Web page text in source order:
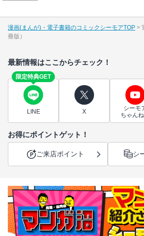
漫画(まんが)・電子書籍のコミックシーモアTOP
冊版）
最新情報はここからチェック！
限定特典GET
LINE X
シーモ
ちゃん
お得にポイントゲット！
ご来店ポイント シ